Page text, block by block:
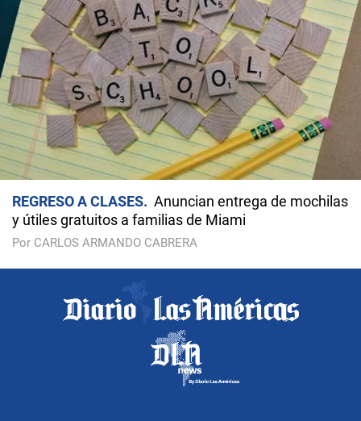
REGRESO A CLASES
Anuncian entrega de mochilas
y útiles gratuitos a familias de Miami
Por CARLOS ARMANDO CABRERA